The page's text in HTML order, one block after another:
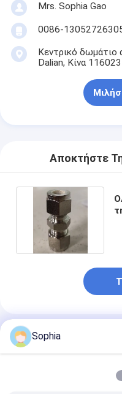
Σπίτι
Περίπου εμείς
Ποιοτικός έλεγχος
Μας ελάτε σε επαφή
Συγκολλητική
Ταινία μόνωσης
Ανθεκτική στη
Κολλητική ταινία
Κολλητική ταινία
Mrs. Sophia Gao
0086-
Κεντρικό
Dalian, Κίνα
Αποκτήστε
Συνιστώμενα
Sophia